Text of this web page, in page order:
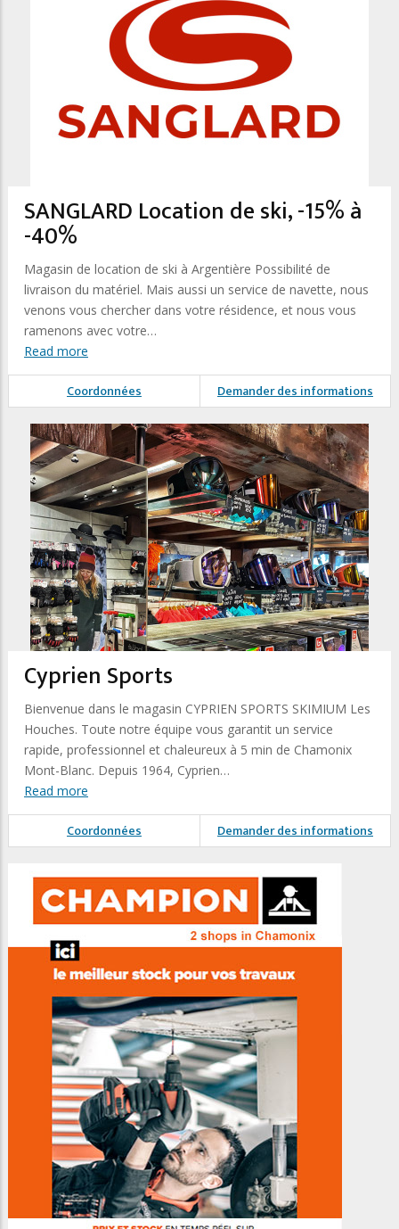
SANGLARD Location de ski, -15% à
-40%
Magasin de location de ski à Argentière Possibilité de
livraison du matériel. Mais aussi un service de navette, nous
venons vous chercher dans votre résidence, et nous vous
ramenons avec votre…
Read more
Coordonnées Demander des informations
Cyprien Sports
Bienvenue dans le magasin CYPRIEN SPORTS SKIMIUM Les
Houches. Toute notre équipe vous garantit un service
rapide, professionnel et chaleureux à 5 min de Chamonix
Mont-Blanc. Depuis 1964, Cyprien…
Read more
Coordonnées Demander des informations